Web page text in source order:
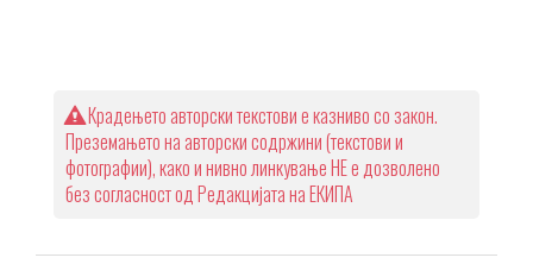
Крадењето авторски текстови е казниво со закон.
Преземањето на авторски содржини (текстови и
фотографии), како и нивно линкување НЕ е дозволено
без согласност од Редакцијата на ЕКИПА